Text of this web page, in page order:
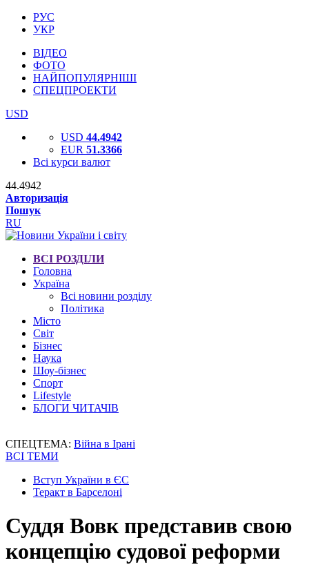
РУС
УКР
ВІДЕО
ФОТО
НАЙПОПУЛЯРНІШІ
СПЕЦПРОЕКТИ
USD
USD 44.4942
EUR 51.3366
Всі курси валют
44.4942
Авторизація
Пошук
RU
ВСІ РОЗДІЛИ
Головна
Україна
Всі новини розділу
Політика
Місто
Світ
Бізнес
Наука
Шоу-бізнес
Спорт
Lifestyle
БЛОГИ ЧИТАЧІВ
СПЕЦТЕМА: Війна в Ірані
ВСІ ТЕМИ
Вступ України в ЄС
Теракт в Барселоні
Суддя Вовк представив свою
концепцію судової реформи